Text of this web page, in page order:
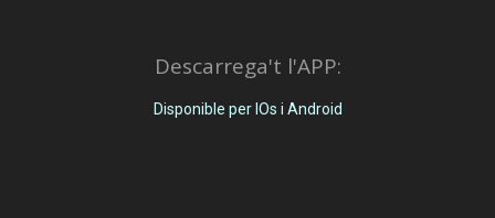
Descarrega't l'APP:
Disponible per IOs i Android